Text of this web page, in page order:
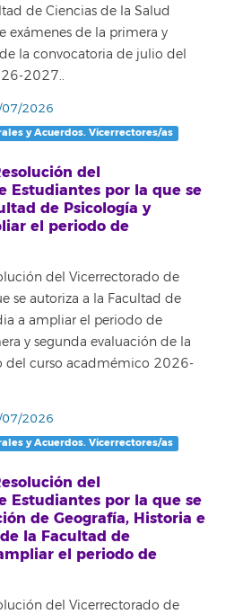
de Ciencias de la Salud
exámenes de la primera y
la convocatoria de julio del
2027..
2026
y Acuerdos. Vicerrectores/as
del
Estudiantes por la que se
de Psicología y
el periodo de
del Vicerrectorado de
se autoriza a la Facultad de
a ampliar el periodo de
y segunda evaluación de la
del curso acadmémico 2026-
2026
y Acuerdos. Vicerrectores/as
del
Estudiantes por la que se
de Geografía, Historia e
la Facultad de
el periodo de
del Vicerrectorado de